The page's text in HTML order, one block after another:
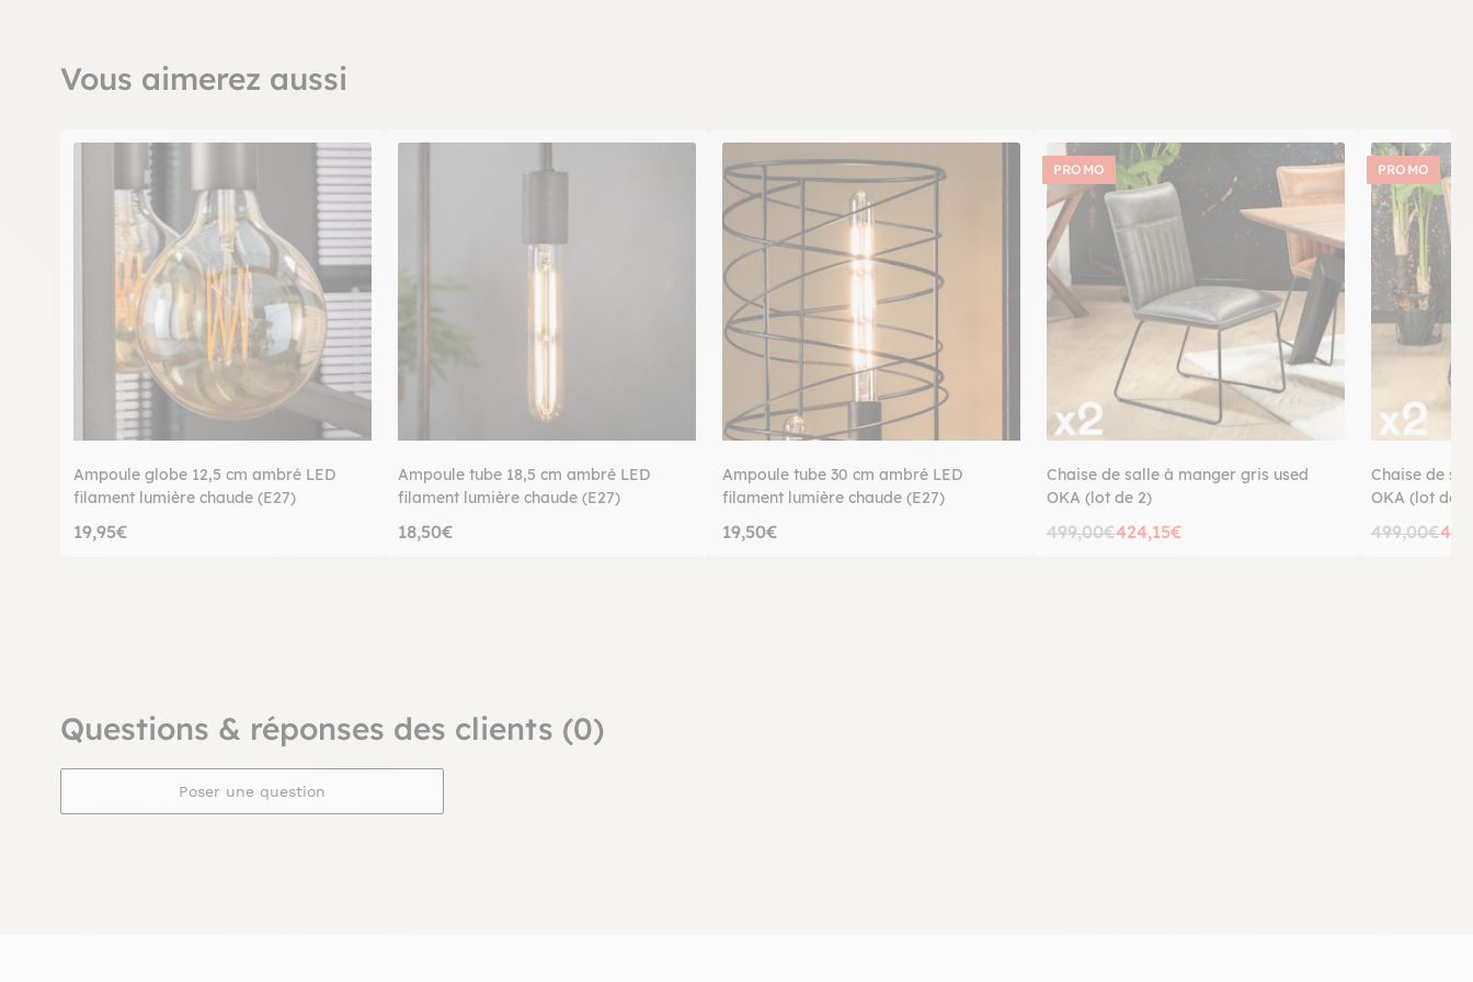
Vous aimerez aussi
Ampoule globe 12,5 cm ambré LED
filament lumière chaude (E27)
19,95€
Ampoule tube 18,5 cm ambré LED
filament lumière chaude (E27)
18,50€
Ampoule tube 30 cm ambré LED
filament lumière chaude (E27)
19,50€
PROMO
Chaise de salle à manger gris used
OKA (lot de 2)
499,00€424,15€
PROMO
Chaise de
OKA (lot de
499,00€
Questions & réponses des clients (0)
Poser une question